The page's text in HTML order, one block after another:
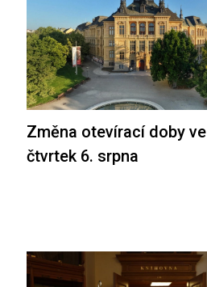
Změna otevírací doby ve
čtvrtek 6. srpna